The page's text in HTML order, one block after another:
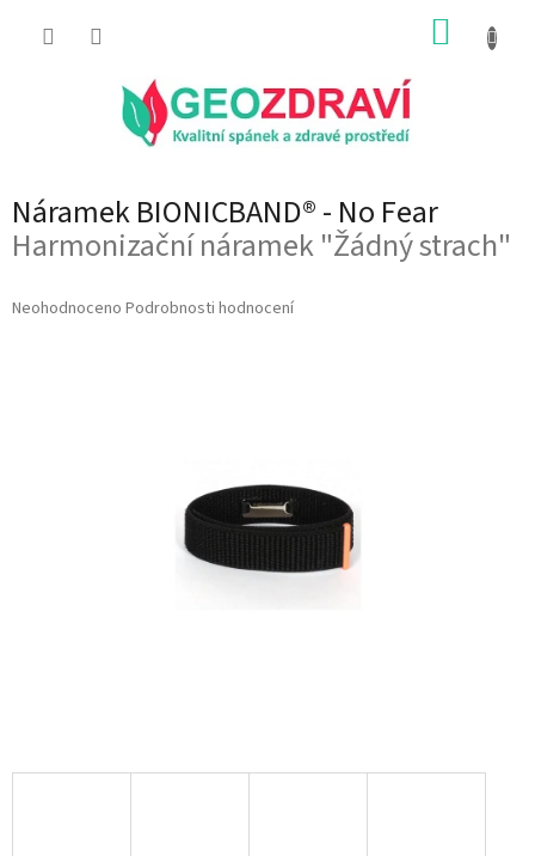
Náramek BIONICBAND® - No Fear
Harmonizační náramek "Žádný strach"
Průměrné
Neohodnoceno Podrobnosti hodnocení